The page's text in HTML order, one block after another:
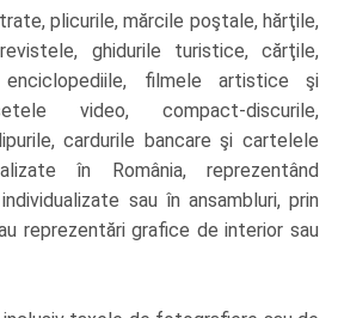
plicurile, mărcile poştale, hărţile,
ghidurile turistice, cărţile,
enciclopediile, filmele artistice şi
video, compact-discurile,
cardurile bancare şi cartelele
în România, reprezentând
sau în ansambluri, prin
reprezentări grafice de interior sau